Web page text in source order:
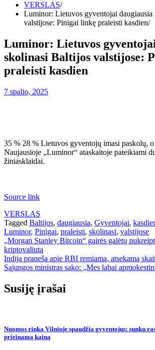
VERSLAS
Luminor: Lietuvos gyventojai
valstijose: Pinigai linkę praleisti kasdien
Luminor: Lietuvos
skolinasi Baltijos valstijose:
praleisti kasdien
7 spalio, 2025
35 % 28 % Lietuvos gyventojų imasi paskolų,
Naujausioje „Luminor“ ataskaitoje pateikiami
žiniasklaidai.
Source link
VERSLAS
Tagged Baltijos, daugiausia, Gyventojai,
Luminor, Pinigai, praleisti, skolinasi, valstijose
Navigacija
tarp
įrašų
„Morgan Stanley Bitcoin“ gairės galėtų
kriptovaliutą
Indija praneša apie RBI remiamą, atsekamą
Sąjungos ministras sako: „Mes labai
Susiję įrašai
Nuomos rinka Vilniuje spaudžia gyventojus: sunku
prieinamą kainą